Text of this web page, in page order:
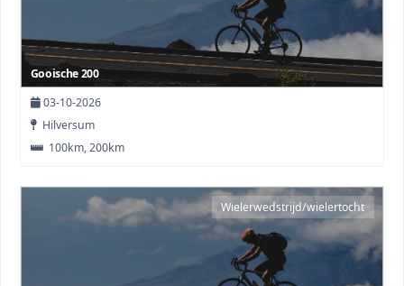
Gooische 200
03-10-2026
Hilversum
100km, 200km
Wielerwedstrijd/wielertocht